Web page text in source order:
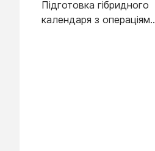
Підготовка гібридного
календаря з операціями